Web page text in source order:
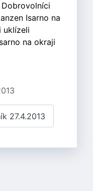
Isarno na
uklízeli
na okraji
27.4.2013